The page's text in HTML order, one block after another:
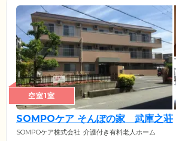
空室1室
SOMPOケア そんぽの家 武庫之荘
SOMPOケア株式会社 介護付き有料老人ホーム